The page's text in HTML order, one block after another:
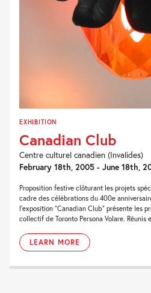
EXHIBITION
Canadian Club
Centre culturel canadien (Invalides)
February 18th, 2005 - June 18th,
Proposition festive clôturant les projets
cadre des célébrations du 400e
l’exposition “Canadian Club” présente les
collectif de Toronto Persona Volare. Réunis
LEARN MORE